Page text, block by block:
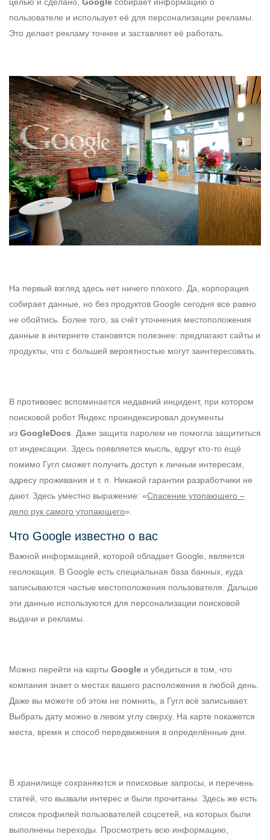
пользователе и использует её для персонализации рекламы.
Это делает рекламу точнее и заставляет её работать.
На первый взгляд здесь нет ничего плохого. Да, корпорация
собирает данные, но без продуктов Google сегодня все равно
не обойтись. Более того, за счёт уточнения местоположения
данные в интернете становятся полезнее: предлагают сайты и
продукты, что с большей вероятностью могут заинтересовать.
В противовес вспоминается недавний инцидент, при котором
поисковой робот Яндекс проиндексировал документы
из GoogleDocs. Даже защита паролем не помогла защититься
от индексации. Здесь появляется мысль, вдруг кто-то ещё
помимо Гугл сможет получить доступ к личным интересам,
адресу проживания и т. п. Никакой гарантии разработчики не
дают. Здесь уместно выражение: «Спасение утопающего –
дело рук самого утопающего».
Что Google известно о вас
Важной информацией, которой обладает Google, является
геолокация. В Google есть специальная база банных, куда
записываются частые местоположения пользователя. Дальше
эти данные используются для персонализации поисковой
выдачи и рекламы.
Можно перейти на карты Google и убедиться в том, что
компания знает о местах вашего расположения в любой день.
Даже вы можете об этом не помнить, а Гугл всё записывает.
Выбрать дату можно в левом углу сверху. На карте покажется
места, время и способ передвижения в определённые дни.
В хранилище сохраняются и поисковые запросы, и перечень
статей, что вызвали интерес и были прочитаны. Здесь же есть
список профилей пользователей соцсетей, на которых были
выполнены переходы. Просмотреть всю информацию,